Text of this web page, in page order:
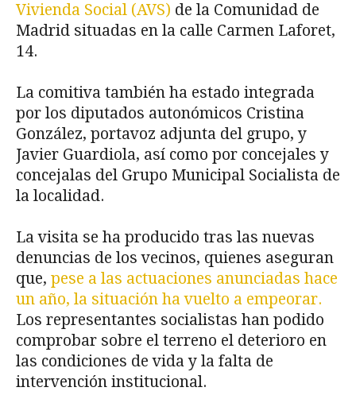
Vivienda Social (AVS) de la Comunidad de
Madrid situadas en la calle Carmen Laforet,
14.
La comitiva también ha estado integrada
por los diputados autonómicos Cristina
González, portavoz adjunta del grupo, y
Javier Guardiola, así como por concejales y
concejalas del Grupo Municipal Socialista de
la localidad.
La visita se ha producido tras las nuevas
denuncias de los vecinos, quienes aseguran
que, pese a las actuaciones anunciadas hace
un año, la situación ha vuelto a empeorar.
Los representantes socialistas han podido
comprobar sobre el terreno el deterioro en
las condiciones de vida y la falta de
intervención institucional.